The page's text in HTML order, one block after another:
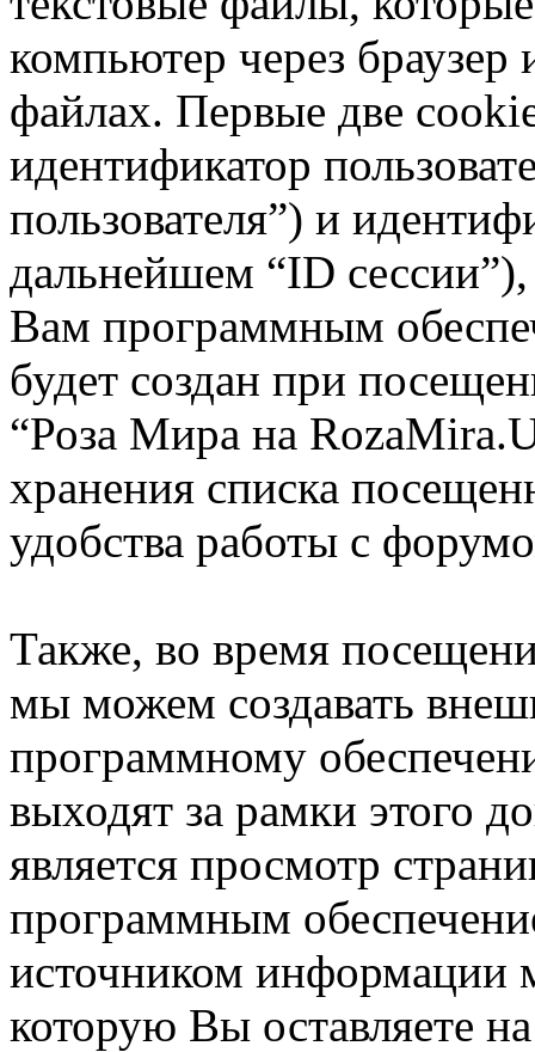
компьютер через
файлах. Первые две
идентификатор
пользователя”) и
дальнейшем “ID
Вам программным
будет создан при
“Роза Мира на
хранения списка
удобства работы с
Также, во время
мы можем создавать
программному
выходят за рамки этого
является просмотр
программным
источником информации
которую Вы оставляете